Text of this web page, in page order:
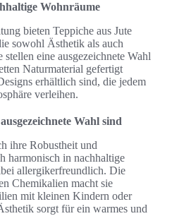
Wohnräume
bieten Teppiche aus Jute
sowohl Ästhetik als auch
eine ausgezeichnete Wahl
Naturmaterial gefertigt
erhältlich sind, die jedem
verleihen.
Wahl sind
ihre Robustheit und
harmonisch in nachhaltige
allergikerfreundlich. Die
Chemikalien macht sie
mit kleinen Kindern oder
sorgt für ein warmes und